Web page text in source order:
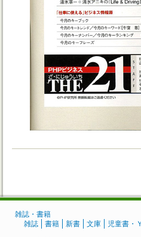
雑誌・書籍
雑誌
書籍 新書 文庫 児童書・